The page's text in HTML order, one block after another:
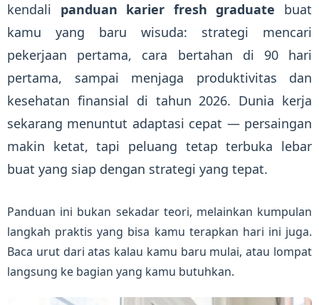
kendali panduan karier fresh graduate buat
kamu yang baru wisuda: strategi mencari
pekerjaan pertama, cara bertahan di 90 hari
pertama, sampai menjaga produktivitas dan
kesehatan finansial di tahun 2026. Dunia kerja
sekarang menuntut adaptasi cepat — persaingan
makin ketat, tapi peluang tetap terbuka lebar
buat yang siap dengan strategi yang tepat.
Panduan ini bukan sekadar teori, melainkan kumpulan
langkah praktis yang bisa kamu terapkan hari ini juga.
Baca urut dari atas kalau kamu baru mulai, atau lompat
langsung ke bagian yang kamu butuhkan.